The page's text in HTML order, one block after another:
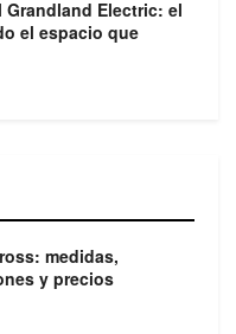
Grandland Electric: el
el espacio que
medidas,
y precios